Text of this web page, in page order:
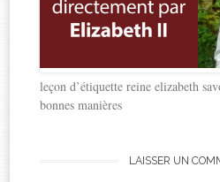
leçon d’étiquette reine elizabeth
bonnes manières
LAISSER UN